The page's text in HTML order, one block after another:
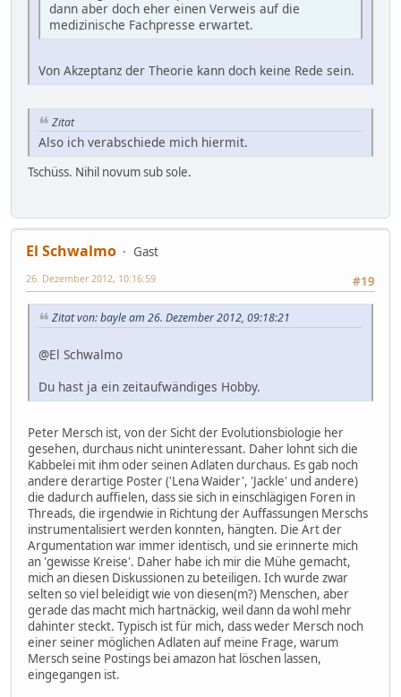
dann aber doch eher einen Verweis auf die
medizinische Fachpresse erwartet.
Von Akzeptanz der Theorie kann doch keine Rede sein.
Zitat
Also ich verabschiede mich hiermit.
Tschüss. Nihil novum sub sole.
El Schwalmo
Gast
#19
26. Dezember 2012, 10:16:59
Zitat von: bayle am 26. Dezember 2012, 09:18:21
@El Schwalmo
Du hast ja ein zeitaufwändiges Hobby.
Peter Mersch ist, von der Sicht der Evolutionsbiologie her
gesehen, durchaus nicht uninteressant. Daher lohnt sich die
Kabbelei mit ihm oder seinen Adlaten durchaus. Es gab noch
andere derartige Poster ('Lena Waider', 'Jackle' und andere)
die dadurch auffielen, dass sie sich in einschlägigen Foren in
Threads, die irgendwie in Richtung der Auffassungen Merschs
instrumentalisiert werden konnten, hängten. Die Art der
Argumentation war immer identisch, und sie erinnerte mich
an 'gewisse Kreise'. Daher habe ich mir die Mühe gemacht,
mich an diesen Diskussionen zu beteiligen. Ich wurde zwar
selten so viel beleidigt wie von diesen(m?) Menschen, aber
gerade das macht mich hartnäckig, weil dann da wohl mehr
dahinter steckt. Typisch ist für mich, dass weder Mersch noch
einer seiner möglichen Adlaten auf meine Frage, warum
Mersch seine Postings bei amazon hat löschen lassen,
eingegangen ist.